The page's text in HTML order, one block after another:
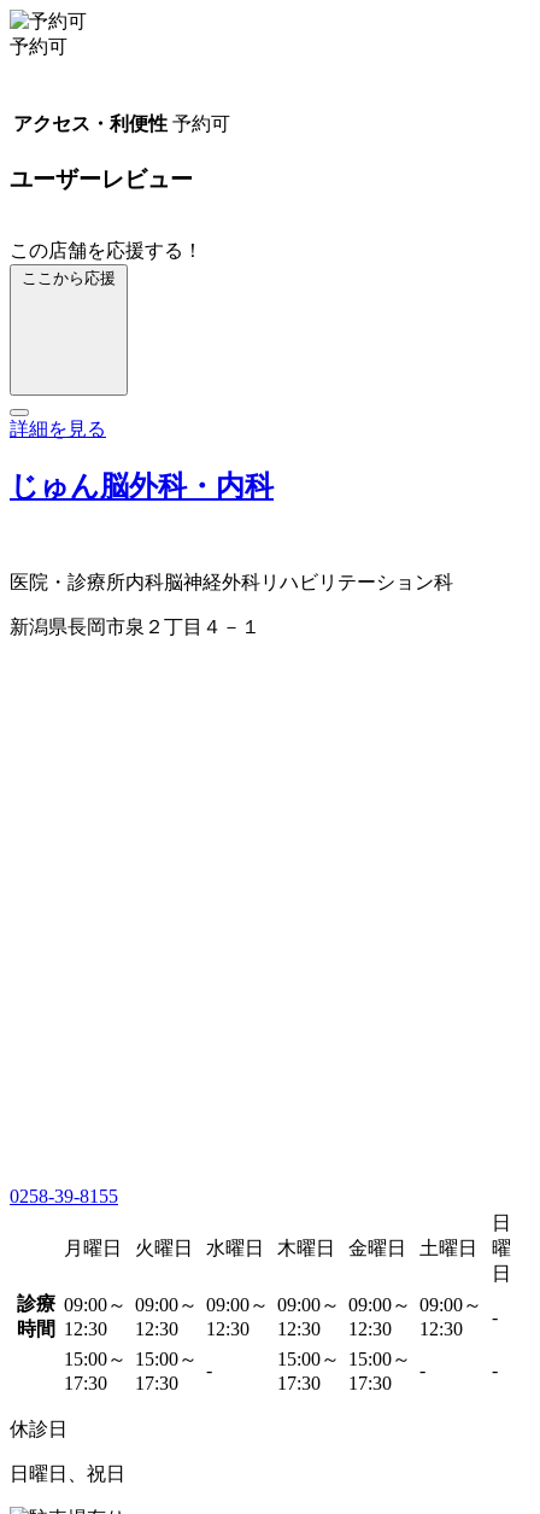
予約可
アクセス・利便性 予約可
ユーザーレビュー
この店舗を応援する！
ここから応援
詳細を見る
じゅん脳外科・内科
医院・診療所内科脳神経外科リハビリテーション科
新潟県長岡市泉２丁目４－１
0258-39-8155
月曜日 火曜日 水曜日 木曜日 金曜日 土曜日
日
曜
日
診療
時間
09:00～
12:30
09:00～
12:30
09:00～
12:30
09:00～
12:30
09:00～
12:30
09:00～
12:30
-
15:00～
17:30
15:00～
17:30
-
15:00～
17:30
15:00～
17:30
- -
休診日
日曜日、祝日